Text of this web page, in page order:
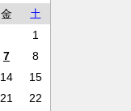
金
土
1
7
8
14
15
21
22